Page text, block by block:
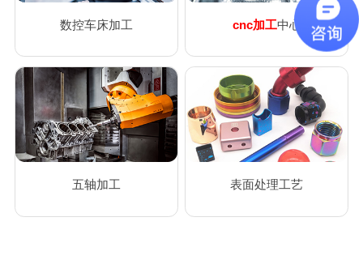
数控车床加工 cnc加工中心
五轴加工 表面处理工艺